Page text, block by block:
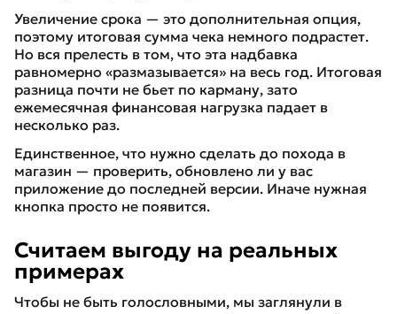
​Увеличение срока — это дополнительная опция,
поэтому итоговая сумма чека немного подрастет.
Но вся прелесть в том, что эта надбавка
равномерно «размазывается» на весь год. Итоговая
разница почти не бьет по карману, зато
ежемесячная финансовая нагрузка падает в
несколько раз.
​Единственное, что нужно сделать до похода в
магазин — проверить, обновлено ли у вас
приложение до последней версии. Иначе нужная
кнопка просто не появится.
Считаем выгоду на реальных
примерах
​Чтобы не быть голословными, мы заглянули в